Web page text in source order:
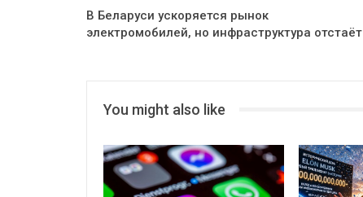
В Беларуси ускоряется рынок
электромобилей, но инфраструктура отстаёт
You might also like